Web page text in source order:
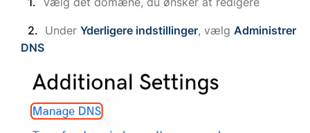
Under Yderligere indstillinger, vælg Administrer
DNS